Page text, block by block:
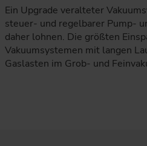
Ein Upgrade veralteter
steuer- und regelbarer Pump-
daher lohnen. Die größten
Vakuumsystemen mit langen
Gaslasten im Grob- und